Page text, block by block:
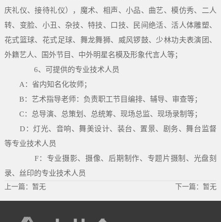
庆礼仪、接待礼仪），魔术、相声、小品、曲艺、模仿秀、二人
转、变脸、小丑、杂技、特技、口技、民间绝活、活人体雕塑、
花式篮球、花式足球、舞龙舞狮、威风锣鼓、少林功夫表演团、
外籍艺人、国外节目、中外明星名模及形象代言人等；
6、可提供的专业技术人员
A：省内知名化妆师；
B：艺术指导老师：负责职工节目编排、辅导、审查等；
C：总导演、总策划、总统筹、现场总监、现场录制等；
D：灯光、音响、舞美设计、装台、置景、剧务、舞台监督
等专业技术人员
F：专业摄影、摄像、后期制作、专题片摄制、光盘刻
录、丝印的专业技术人员
上一篇：暂无 下一篇：暂无